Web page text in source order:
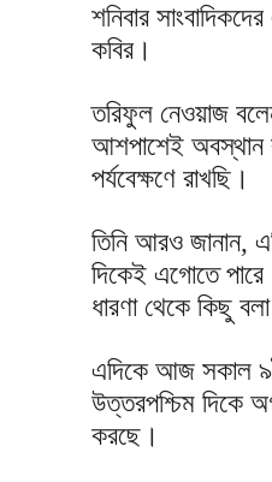
শনিবার
কবির।
তরিফুল নেওয়াজ
আশপাশেই অবস্থান
পর্যবেক্ষণে রাখছি।
তিনি আরও জানান,
দিকেই এগোতে
ধারণা থেকে কিছু
এদিকে আজ সকাল
উত্তরপশ্চিম দিকে
করছে।